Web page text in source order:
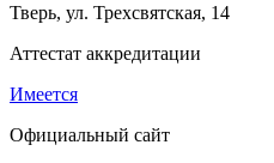
Тверь, ул. Трехсвятская, 14
Аттестат аккредитации
Имеется
Официальный сайт